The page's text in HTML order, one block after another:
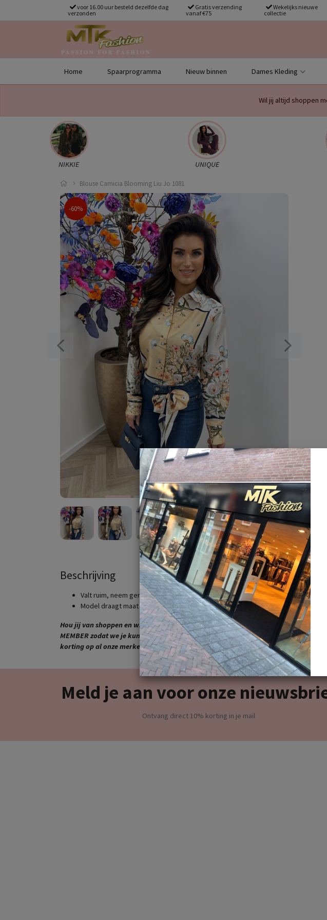
voor 16.00 uur besteld dezelfde dag
verzonden
Gratis verzending
vanaf €75
Wekelijks nieuwe
collectie
Home Spaarprogramma Nieuw binnen Dames Kleding
Wil jij altijd shoppen
NIKKIE UNIQUE
Blouse Camicia Blooming Liu Jo 1081
-60%
Beschrijving
Valt ruim, neem gerust een maatje kleiner dan normaal
Model draagt maat XS.
Hou jij van shoppen en wil jij dit altijd graag bij MTK Fashion doen ? Meld je dan snel
MEMBER zodat we je kunnen toevoegen aan onze VIP LIJST want dan ontvang je
korting op al onze merken. MEER INFO STUUR ONS EEN BERICHTJE OF MAIL
Meld je aan voor onze
Ontvang direct 10% korting in je mail